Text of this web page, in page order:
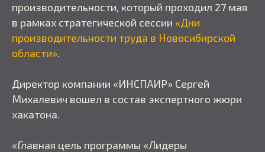
производительности, который проходил 27 мая
в рамках стратегической сессии «Дни
производительности труда в Новосибирской
области».
Директор компании «ИНСПАИР» Сергей
Михалевич вошел в состав экспертного жюри
хакатона.
«Главная цель программы «Лидеры